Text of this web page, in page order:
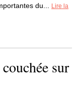
du...
Lire la
sur